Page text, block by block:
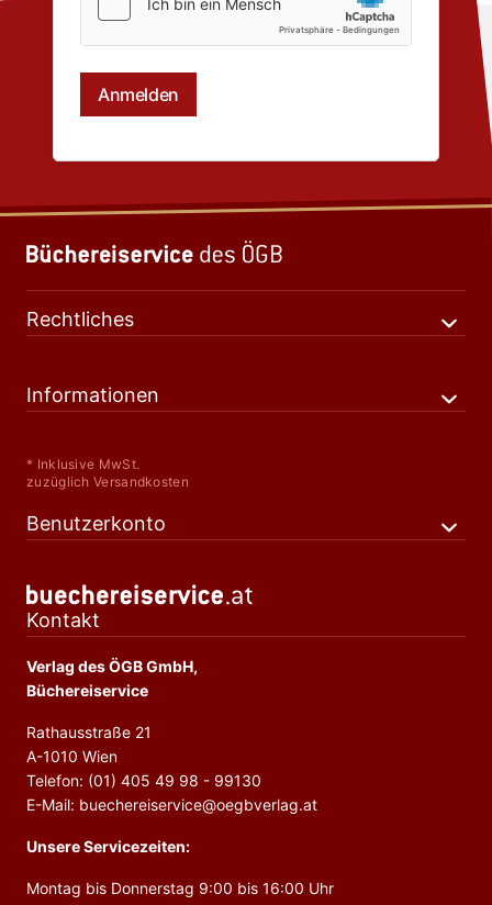
Rechtliches
Informationen
* Inklusive MwSt.
zuzüglich Versandkosten
Benutzerkonto
Kontakt
Verlag des ÖGB GmbH,
Büchereiservice
Rathausstraße 21
A-1010 Wien
Telefon: (01) 405 49 98 - 99130
E-Mail: buechereiservice@oegbverlag.at
Unsere Servicezeiten:
Montag bis Donnerstag 9:00 bis 16:00 Uhr